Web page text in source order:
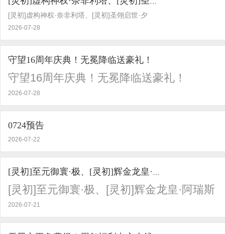
[灵初]虚构神权·奈非利塔、[灵初]圣翎启世·夕
2026-07-28
守望16周年庆典！无冕降临送豪礼！
守望16周年庆典！无冕降临送豪礼！
2026-07-28
0724预告
2026-07-22
[灵初]至元御寰·极、[灵初]辉金龙皇·阿瑞斯
2026-07-21